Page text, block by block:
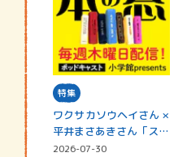
特集
ワクサカソウヘイさん ×
平井まさあきさん「スペ
シャ…
2026-07-30